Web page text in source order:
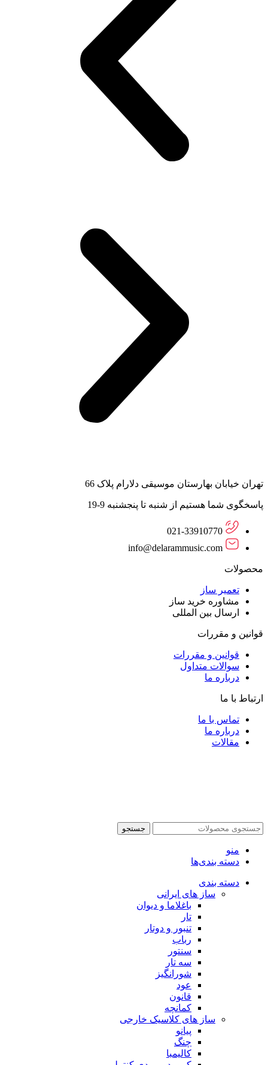
تهران خیابان بهارستان موسیقی دلارام پلاک 66
پاسخگوی شما هستیم از شنبه تا پنجشنبه 9-19
021-33910770
info@delarammusic.com
محصولات
تعمیر ساز
مشاوره خرید ساز
ارسال بین المللی
قوانین و مقررات
قوانین و مقررات
سوالات متداول
درباره ما
ارتباط با ما
تماس با ما
درباره ما
مقالات
جستجو
منو
دسته بندی‌ها
دسته بندی
ساز های ایرانی
باغلاما و دیوان
تار
تنبور و دوتار
رباب
سنتور
سه تار
شورانگیز
عود
قانون
کمانچه
ساز های کلاسیک خارجی
پیانو
چنگ
کالیمبا